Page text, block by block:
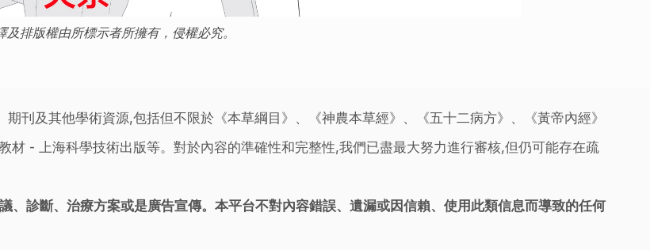
及排版權由所標示者所擁有，侵權必究。
刊及其他學術資源,包括但不限於《本草綱目》、《神農本草經》、《五十二病方》、《黃帝內經》
材 - 上海科學技術出版等。對於內容的準確性和完整性,我們已盡最大努力進行審核,但仍可能存在疏
、診斷、治療方案或是廣告宣傳。本平台不對內容錯誤、遺漏或因信賴、使用此類信息而導致的任何